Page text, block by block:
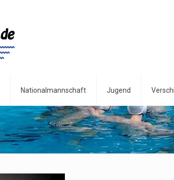
Nationalmannschaft Jugend